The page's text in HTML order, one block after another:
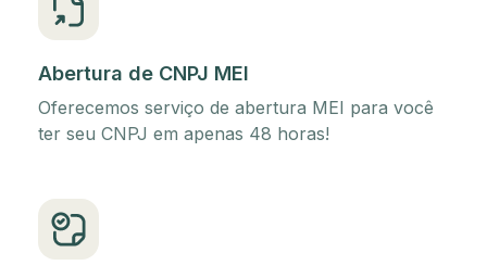
Abertura de CNPJ MEI
Oferecemos serviço de abertura MEI para você
ter seu CNPJ em apenas 48 horas!